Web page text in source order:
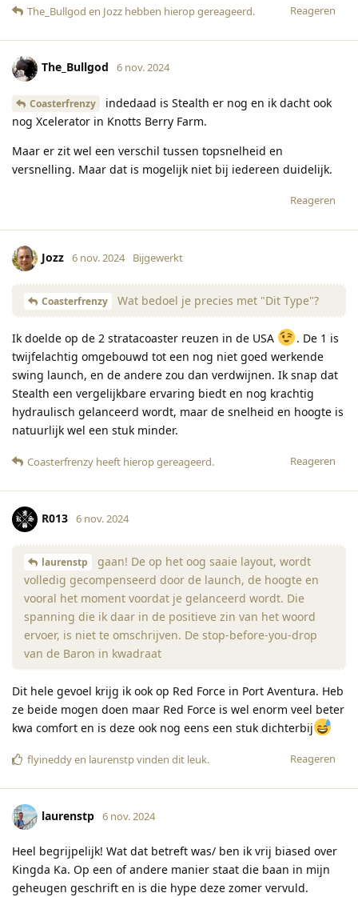
Reageren
The_Bullgod en Jozz hebben hierop gereageerd.
The_Bullgod 6 nov. 2024
Coasterfrenzy
indedaad is Stealth er nog en ik dacht ook
nog Xcelerator in Knotts Berry Farm.
Maar er zit wel een verschil tussen topsnelheid en
versnelling. Maar dat is mogelijk niet bij iedereen duidelijk.
Reageren
Jozz 6 nov. 2024 Bijgewerkt
Coasterfrenzy Wat bedoel je precies met "Dit Type"?
Ik doelde op de 2 stratacoaster reuzen in de USA
. De 1 is
twijfelachtig omgebouwd tot een nog niet goed werkende
swing launch, en de andere zou dan verdwijnen. Ik snap dat
Stealth een vergelijkbare ervaring biedt en nog krachtig
hydraulisch gelanceerd wordt, maar de snelheid en hoogte is
natuurlijk wel een stuk minder.
Reageren
Coasterfrenzy heeft hierop gereageerd.
R013 6 nov. 2024
laurenstp
gaan! De op het oog saaie layout, wordt
volledig gecompenseerd door de launch, de hoogte en
vooral het moment voordat je gelanceerd wordt. Die
spanning die ik daar in de positieve zin van het woord
ervoer, is niet te omschrijven. De stop-before-you-drop
van de Baron in kwadraat
Dit hele gevoel krijg ik ook op Red Force in Port Aventura. Heb
ze beide mogen doen maar Red Force is wel enorm veel beter
kwa comfort en is deze ook nog eens een stuk dichterbij
Reageren
flyineddyen laurenstpvinden dit leuk.
laurenstp 6 nov. 2024
Heel begrijpelijk! Wat dat betreft was/ ben ik vrij biased over
Kingda Ka. Op een of andere manier staat die baan in mijn
geheugen geschrift en is die hype deze zomer vervuld.